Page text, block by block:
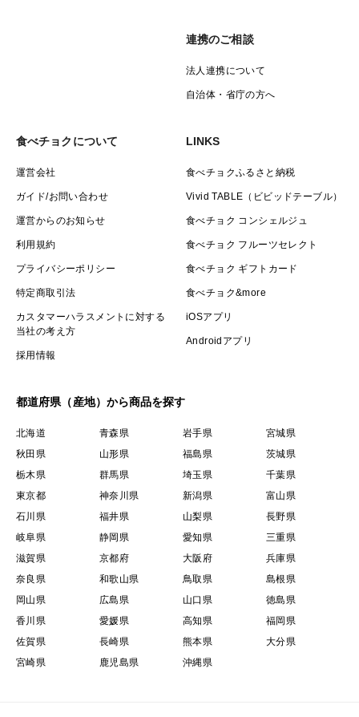
連携のご相談
法人連携について
自治体・省庁の方へ
食べチョクについて
運営会社
ガイド/お問い合わせ
運営からのお知らせ
利用規約
プライバシーポリシー
特定商取引法
カスタマーハラスメントに対する
当社の考え方
採用情報
LINKS
食べチョクふるさと納税
Vivid TABLE（ビビッドテーブル）
食べチョク コンシェルジュ
食べチョク フルーツセレクト
食べチョク ギフトカード
食べチョク&more
iOSアプリ
Androidアプリ
都道府県（産地）から商品を探す
北海道 青森県 岩手県
宮城県
秋田県
山形県 福島県
茨城県
栃木県
群馬県 埼玉県
千葉県
東京都
神奈川県 新潟県
富山県
石川県
福井県 山梨県
長野県
岐阜県
静岡県 愛知県
三重県
滋賀県
京都府 大阪府
兵庫県
奈良県
和歌山県 鳥取県
島根県
岡山県
広島県 山口県
徳島県
香川県
愛媛県 高知県
福岡県
佐賀県
長崎県 熊本県
大分県
宮崎県
鹿児島県 沖縄県